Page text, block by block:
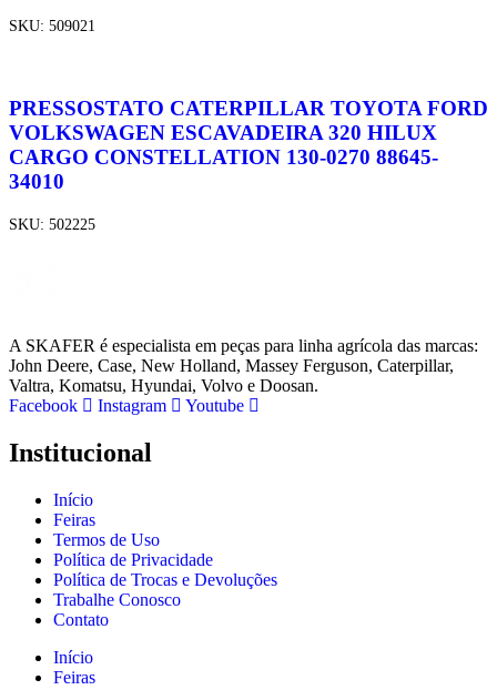
SKU: 509021
PRESSOSTATO CATERPILLAR TOYOTA FORD
VOLKSWAGEN ESCAVADEIRA 320 HILUX
CARGO CONSTELLATION 130-0270 88645-
34010
SKU: 502225
A SKAFER é especialista em peças para linha agrícola das marcas:
John Deere, Case, New Holland, Massey Ferguson, Caterpillar,
Valtra, Komatsu, Hyundai, Volvo e Doosan.
Facebook
Instagram Youtube
Institucional
Início
Feiras
Termos de Uso
Política de Privacidade
Política de Trocas e Devoluções
Trabalhe Conosco
Contato
Início
Feiras